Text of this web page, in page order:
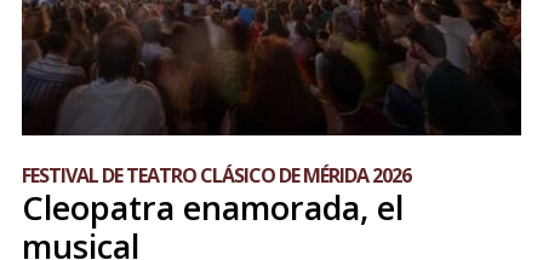
FESTIVAL DE TEATRO CLÁSICO DE MÉRIDA 2026
Cleopatra enamorada, el
musical